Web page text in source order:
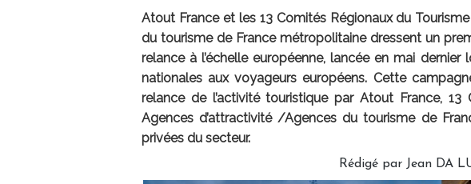
Atout France et les 13 Comités Régionaux du
du tourisme de France métropolitaine dressent un
relance à l’échelle européenne, lancée en mai
nationales aux voyageurs européens. Cette
relance de l’activité touristique par Atout France,
Agences d’attractivité /Agences du tourisme de
privées du secteur.
Rédigé par Jean DA